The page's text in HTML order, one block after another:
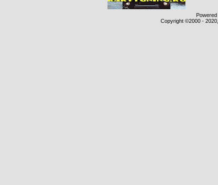
Copyright ©2000 -